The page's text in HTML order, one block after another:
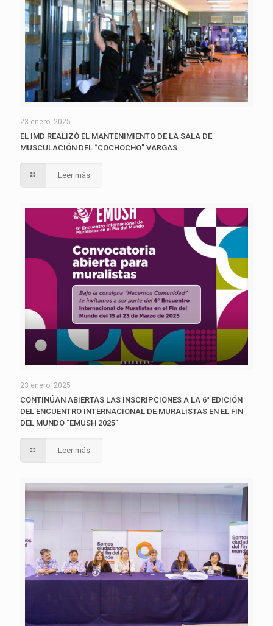
23 enero, 2025
EL IMD REALIZÓ EL MANTENIMIENTO DE LA SALA DE
MUSCULACIÓN DEL “COCHOCHO” VARGAS
Leer más
23 enero, 2025
CONTINÚAN ABIERTAS LAS INSCRIPCIONES A LA 6° EDICIÓN
DEL ENCUENTRO INTERNACIONAL DE MURALISTAS EN EL FIN
DEL MUNDO “EMUSH 2025”
Leer más